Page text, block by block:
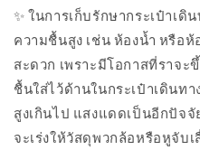
✨ ในการเก็บรักษากระเป๋าเดิ
ความชื้นสูง เช่น ห้องน้ำ หรือ
สะดวก เพราะมีโอกาสที่ราจะ
ชื้นใส่ไว้ด้านในกระเป๋าเดินท
สูงเกินไป แสงแดดเป็นอีกปัจจั
จะเร่งให้วัสดุพวกล้อหรือหูจับ